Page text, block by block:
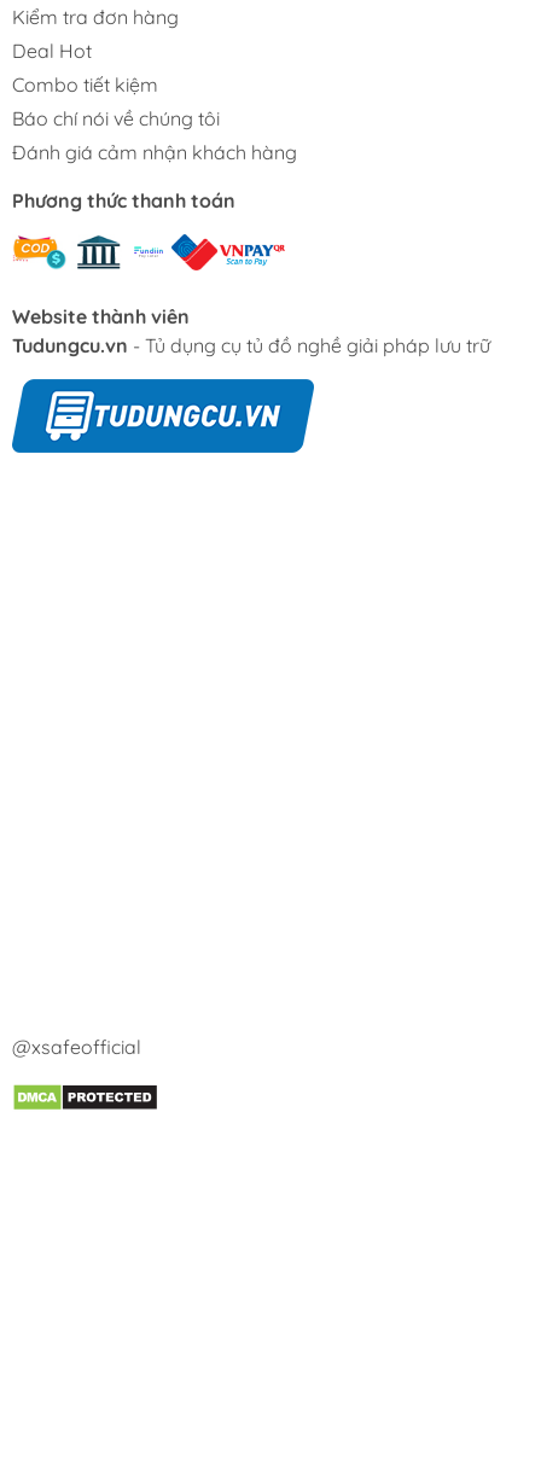
Kiểm tra đơn hàng
Deal Hot
Combo tiết kiệm
Báo chí nói về chúng tôi
Đánh giá cảm nhận khách hàng
Phương thức thanh toán
Website thành viên
Tudungcu.vn - Tủ dụng cụ tủ đồ nghề giải pháp lưu trữ
@xsafeofficial